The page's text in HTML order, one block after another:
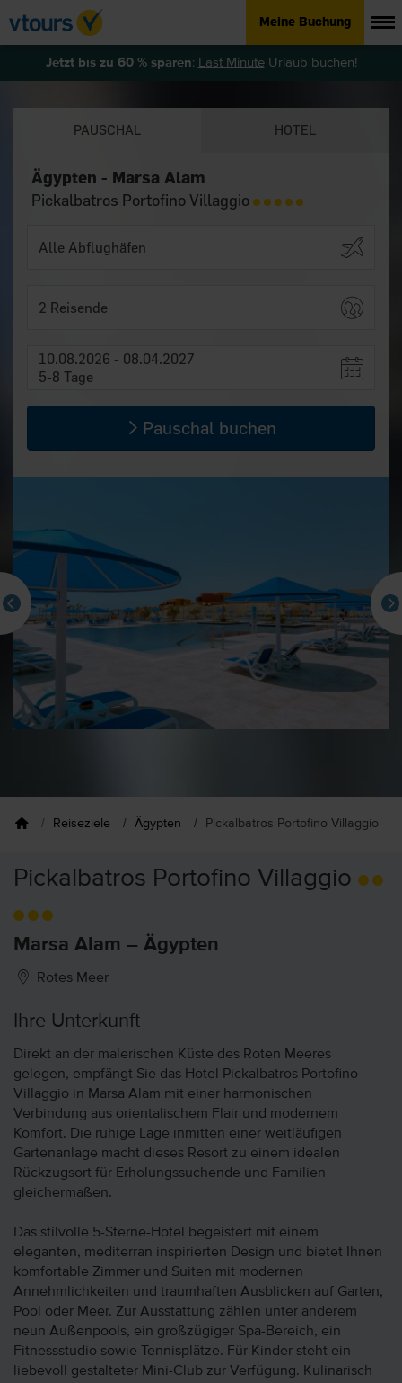
Meine Buchung
Jetzt bis zu 60 % sparen: Last MinuteUrlaub buchen!
PAUSCHAL HOTEL
Ägypten - Marsa Alam
Pickalbatros Portofino Villaggio
2 Reisende
10.08.2026 - 08.04.2027
5-8 Tage
Pauschal buchen
Reiseziele Ägypten Pickalbatros Portofino Villaggio
Pickalbatros Portofino Villaggio
Marsa Alam – Ägypten
Rotes Meer
Ihre Unterkunft
Direkt an der malerischen Küste des Roten Meeres
gelegen, empfängt Sie das Hotel Pickalbatros Portofino
Villaggio in Marsa Alam mit einer harmonischen
Verbindung aus orientalischem Flair und modernem
Komfort. Die ruhige Lage inmitten einer weitläufigen
Gartenanlage macht dieses Resort zu einem idealen
Rückzugsort für Erholungssuchende und Familien
gleichermaßen.
Das stilvolle 5-Sterne-Hotel begeistert mit einem
eleganten, mediterran inspirierten Design und bietet Ihnen
komfortable Zimmer und Suiten mit modernen
Annehmlichkeiten und traumhaften Ausblicken auf Garten,
Pool oder Meer. Zur Ausstattung zählen unter anderem
neun Außenpools, ein großzügiger Spa-Bereich, ein
Fitnessstudio sowie Tennisplätze. Für Kinder steht ein
liebevoll gestalteter Mini-Club zur Verfügung. Kulinarisch